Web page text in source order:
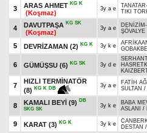
3 ARAS AHMET KG K
(Koşmaz)
3y a e TANATAR-
TIKI
4 DAVUTPAŞA KG SK
(Koşmaz)
3y a e DENİZİM -
ŞÖVALYE
5 DEVRİZAMAN (2) KG K 3y k e
6 GÜMÜŞSU (6) KG SK 3y d e
7
HIZLI TERMİNATÖR
(8) KG K DB 3y a e FATİH
SULTAN /
8 KAMALI BEYİ (9) DB
SKG SK
3y k e BABA
ASLANI
/
9 KARAT (3) KG K 3y k e
DESTAN /